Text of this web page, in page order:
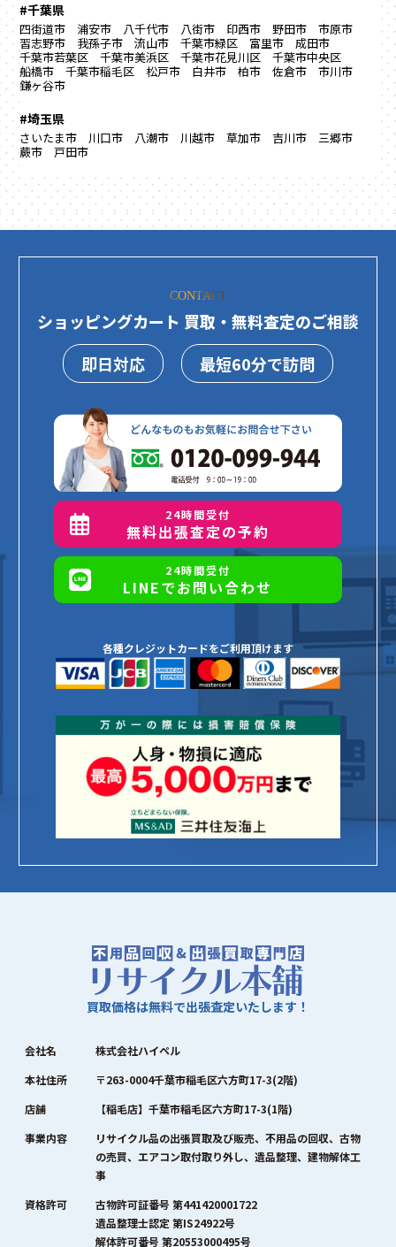
#千葉県
四街道市 浦安市 八千代市 八街市 印西市 野田市
市原市
習志野市
我孫子市 流山市 千葉市緑区 富里市
成田市
千葉市若葉区
千葉市美浜区 千葉市花見川区
千葉市中央区
船橋市
千葉市稲毛区 松戸市 白井市 柏市 佐倉市
市川市
鎌ヶ谷市
#埼玉県
さいたま市 川口市 八潮市 川越市 草加市 吉川市
三郷市
蕨市
戸田市
CONTACT
ショッピングカート 買取・無料査定のご相談
即日対応
最短60分で訪問
24時間受付
無料出張査定の予約
24時間受付
LINEでお問い合わせ
各種クレジットカードをご利用頂けます
買取価格は無料で出張査定いたします！
会社名
株式会社ハイペル
本社住所
〒263-0004千葉市稲毛区六方町17-3(2階)
店舗
【稲毛店】千葉市稲毛区六方町17-3(1階)
事業内容
リサイクル品の出張買取及び販売、不用品の回収、古物
の売買、エアコン取付取り外し、遺品整理、建物解体工
事
資格許可
古物許可証番号 第441420001722
遺品整理士認定 第IS24922号
解体許可番号 第20553000495号